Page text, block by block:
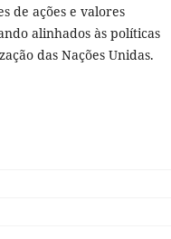
de ações e valores
alinhados às políticas
das Nações Unidas.